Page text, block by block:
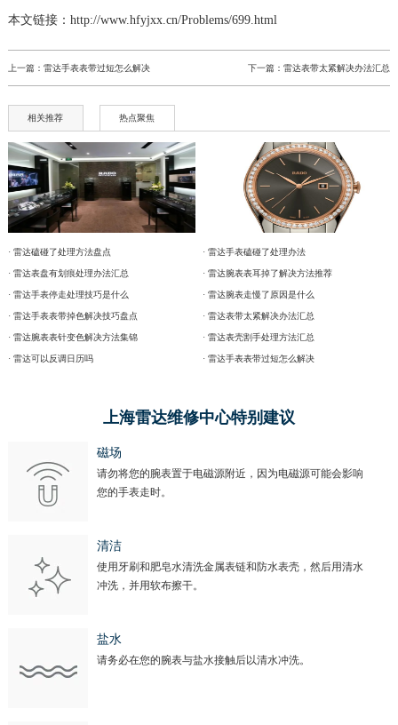
本文链接：http://www.hfyjxx.cn/Problems/699.html
上一篇： 雷达手表表带过短怎么解决 下一篇：雷达表带太紧解决办法汇总
相关推荐 热点聚焦
· 雷达磕碰了处理方法盘点
· 雷达表盘有划痕处理办法汇总
· 雷达手表停走处理技巧是什么
· 雷达手表表带掉色解决技巧盘点
· 雷达腕表表针变色解决方法集锦
· 雷达可以反调日历吗
· 雷达手表磕碰了处理办法
· 雷达腕表表耳掉了解决方法推荐
· 雷达腕表走慢了原因是什么
· 雷达表带太紧解决办法汇总
· 雷达表壳割手处理方法汇总
· 雷达手表表带过短怎么解决
上海雷达维修中心特别建议
磁场
请勿将您的腕表置于电磁源附近，因为电磁源可能会影响
您的手表走时。
清洁
使用牙刷和肥皂水清洗金属表链和防水表壳，然后用清水
冲洗，并用软布擦干。
盐水
请务必在您的腕表与盐水接触后以清水冲洗。